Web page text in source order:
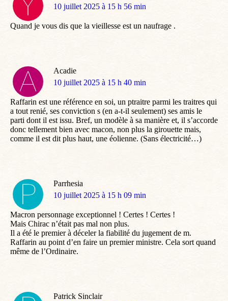
dit
10 juillet 2025 à 15 h 56 min
Quand je vous dis que la vieillesse est un naufrage .
Acadie
dit
10 juillet 2025 à 15 h 40 min
Raffarin est une référence en soi, un ptraitre parmi les traitres qui
a tout renié, ses conviction s (en a-t-il seulement) ses amis le
parti dont il est issu. Bref, un modèle à sa manière et, il s’accorde
donc tellement bien avec macon, non plus la girouette mais,
comme il est dit plus haut, une éolienne. (Sans électricité…)
Parrhesia
dit
10 juillet 2025 à 15 h 09 min
Macron personnage exceptionnel ! Certes ! Certes !
Mais Chirac n’était pas mal non plus.
Il a été le premier à déceler la fiabilité du jugement de m.
Raffarin au point d’en faire un premier ministre. Cela sort quand
même de l’Ordinaire.
Patrick Sinclair